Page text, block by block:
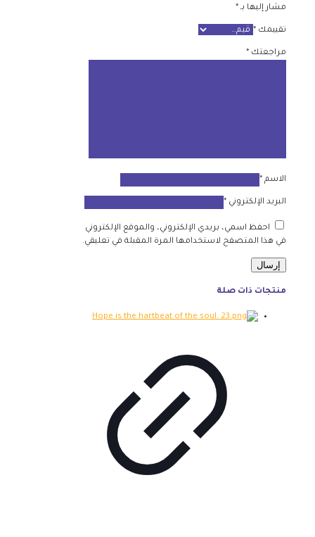
مشار إليها بـ *
تقييمك *
مراجعتك *
الاسم *
البريد الإلكتروني *
احفظ اسمي، بريدي الإلكتروني، والموقع الإلكتروني
في هذا المتصفح لاستخدامها المرة المقبلة في تعليقي.
منتجات ذات صلة